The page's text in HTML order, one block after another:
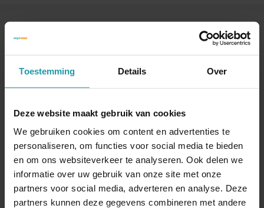
Toestemming Details Over
Deze website maakt gebruik van cookies
We gebruiken cookies om content en advertenties te
personaliseren, om functies voor social media te bieden
en om ons websiteverkeer te analyseren. Ook delen we
informatie over uw gebruik van onze site met onze
partners voor social media, adverteren en analyse. Deze
partners kunnen deze gegevens combineren met andere
Blijf op de hoogte van het financiële nieuws
Schrijf je hieronder in voor onze maandelijkse
mailing.
E-mail adres*